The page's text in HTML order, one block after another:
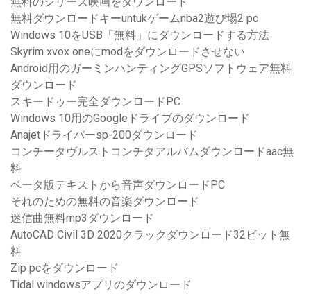
無料ダウンロードキーuntukゲームnba2遊び場2 pc
Windows 10をUSB「無料」にダウンロードする方法
Skyrim xvox oneにmodをダウンロードさせない
Android用のガーミンハンティングGPSソフトウェア無料
ダウンロード
スキードゥー完全ダウンロードPC
Windows 10用のGoogleドライブのダウンロード
Anajetドライバーsp-200ダウンロード
コンチータヴルストコンチタアルバムダウンロードaac無
料
ベータ版テキストから音声ダウンロードPC
それのための無料の音楽ダウンロード
迷信曲無料mp3ダウンロード
AutoCAD Civil 3D 2020クラックダウンロード32ビット無
料
Zip pcをダウンロード
Tidal windowsアプリのダウンロード